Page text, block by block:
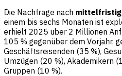
Die Nachfrage nach
einem bis sechs Monaten ist
erhielt 2025 über 2 Millionen
105 % gegenüber dem Vorjahr,
Geschäftsreisenden (35 %),
Umzügen (20 %), Akademikern
Gruppen (10 %).